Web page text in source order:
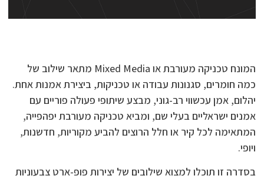
המונח טכניקה מעורבת או Mixed Media מתאר שילוב של
כמה חומרים, סגנונות עבודה או טכניקות, ביצירת אמנות אחת.
יהלום, אמן עכשווי רב-גוני, מבצע שיתופי פעולה פוריים עם
אמנים ישראליים בעלי שם, ומביא טכניקה מעורבת יפהפייה,
המתאימה לכל קיר או חלל הרוצים להביע מקוריות, חדשנות,
ויופי.
בסדרה זו תוכלו למצוא שילובים של יצירות פופ-ארט צבעוניות